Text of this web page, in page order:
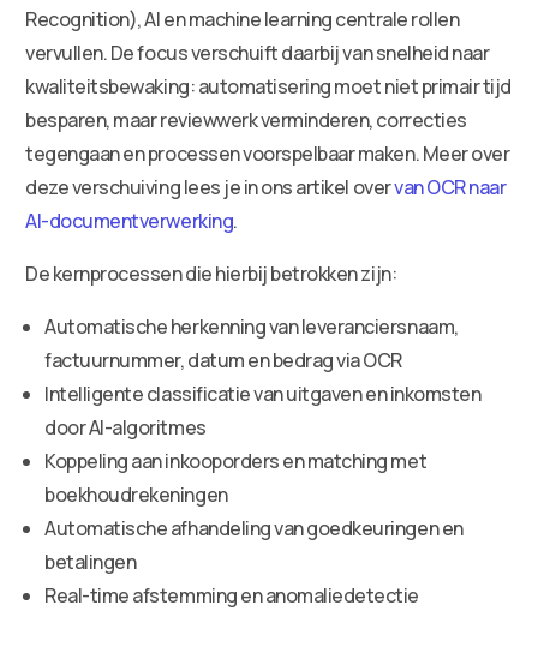
Recognition), AI en machine learning centrale rollen
vervullen. De focus verschuift daarbij van snelheid naar
kwaliteitsbewaking: automatisering moet niet primair tijd
besparen, maar reviewwerk verminderen, correcties
tegengaan en processen voorspelbaar maken. Meer over
deze verschuiving lees je in ons artikel overvan OCR naar
AI-documentverwerking.
De kernprocessen die hierbij betrokken zijn:
Automatische herkenning van leveranciersnaam,
factuurnummer, datum en bedrag via OCR
Intelligente classificatie van uitgaven en inkomsten
door AI-algoritmes
Koppeling aan inkooporders en matching met
boekhoudrekeningen
Automatische afhandeling van goedkeuringen en
betalingen
Real-time afstemming en anomaliedetectie